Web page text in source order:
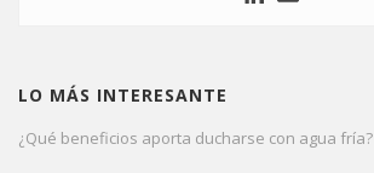
LO MÁS INTERESANTE
¿Qué beneficios aporta ducharse con agua fría?